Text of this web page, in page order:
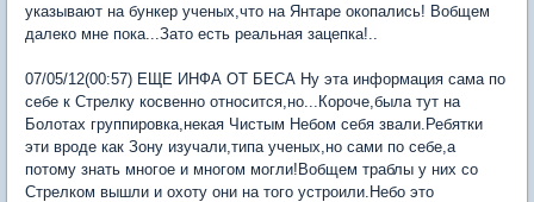
указывают на бункер ученых,что на Янтаре окопались! Вобщем
далеко мне пока...Зато есть реальная зацепка!..
07/05/12(00:57) ЕЩЕ ИНФА ОТ БЕСА Ну эта информация сама по
себе к Стрелку косвенно относится,но...Короче,была тут на
Болотах группировка,некая Чистым Небом себя звали.Ребятки
эти вроде как Зону изучали,типа ученых,но сами по себе,а
потому знать многое и многом могли!Вобщем траблы у них со
Стрелком вышли и охоту они на того устроили.Небо это